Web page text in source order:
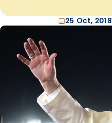
25 Oct, 2018